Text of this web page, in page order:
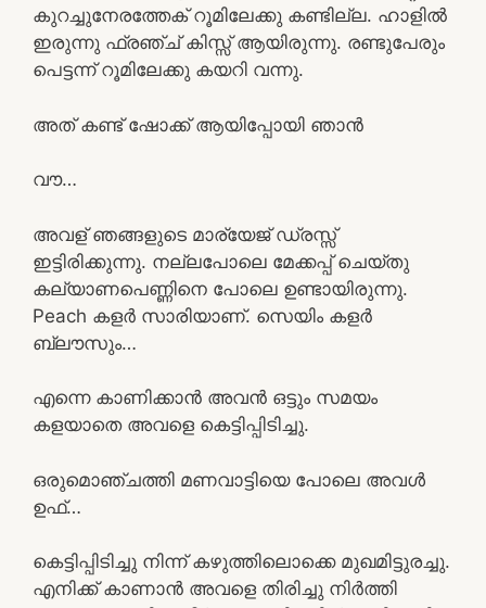
കുറച്ചുനേരത്തേക് റൂമിലേക്കു കണ്ടില്ല. ഹാളിൽ
ഇരുന്നു ഫ്രഞ്ച് കിസ്സ് ആയിരുന്നു. രണ്ടുപേരും
പെട്ടന്ന് റൂമിലേക്കു കയറി വന്നു.
അത് കണ്ട് ഷോക്ക് ആയിപ്പോയി ഞാൻ
വൗ…
അവള് ഞങ്ങളുടെ മാര്യേജ് ഡ്രസ്സ്
ഇട്ടിരിക്കുന്നു. നല്ലപോലെ മേക്കപ്പ് ചെയ്‌തു
കല്യാണപെണ്ണിനെ പോലെ ഉണ്ടായിരുന്നു.
Peach കളർ സാരിയാണ്. സെയിം കളർ
ബ്ലൗസും…
എന്നെ കാണിക്കാൻ അവൻ ഒട്ടും സമയം
കളയാതെ അവളെ കെട്ടിപ്പിടിച്ചു.
ഒരുമൊഞ്ചത്തി മണവാട്ടിയെ പോലെ അവൾ
ഉഫ്…
കെട്ടിപ്പിടിച്ചു നിന്ന് കഴുത്തിലൊക്കെ മുഖമിട്ടുരച്ചു.
എനിക്ക് കാണാൻ അവളെ തിരിച്ചു നിർത്തി